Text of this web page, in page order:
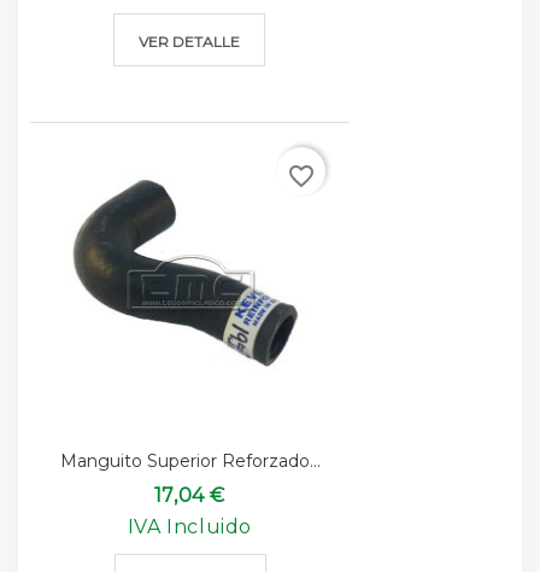
VER DETALLE
Manguito Superior Reforzado...
17,04 €
IVA Incluido
favorite_border